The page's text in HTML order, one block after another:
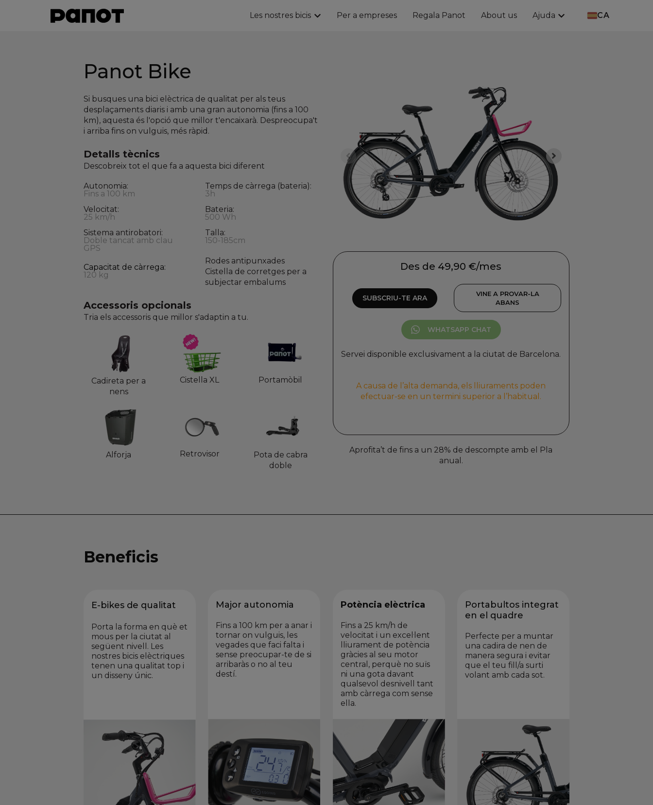
Les nostres bicis
Show submenu for Les nostres bicis
Per a empreses Regala Panot About us Ajuda
Show submenu for
CA
Panot Bike
Si busques una bici elèctrica de qualitat per als teus
desplaçaments diaris i amb una gran autonomia (fins a 100
km), aquesta és l'opció que millor t'encaixarà. Despreocupa't
i arriba fins on vulguis, més ràpid.
Detalls tècnics
Descobreix tot el que fa a aquesta bici diferent
Autonomia:
Fins a 100 km
Velocitat:
25 km/h
Sistema antirobatori:
Doble tancat amb clau
GPS
Capacitat de càrrega:
120 kg
Temps de càrrega (bateria):
3h
Bateria:
500 Wh
Talla:
150-185cm
Rodes antipunxades
Cistella de corretges per a
subjectar embalums
Accessoris opcionals
Tria els accessoris que millor s'adaptin a tu.
Cadireta per a
nens
Cistella XL Portamòbil
Alforja Retrovisor
Pota de cabra
doble
Des de 49,90 €/mes
SUBSCRIU-TE ARA
VINE A PROVAR-LA
ABANS
WHATSAPP CHAT
Servei disponible exclusivament a la ciutat de Barcelona.
A causa de l’alta demanda, els lliuraments poden
efectuar-se en un termini superior a l’habitual.
Aprofita’t de fins a un 28% de descompte amb el Pla
anual.
Beneficis
E-bikes de qualitat
Porta la forma en què et
mous per la ciutat al
següent nivell. Les
nostres bicis elèctriques
tenen una qualitat top i
un disseny únic.
Major autonomia
Fins a 100 km per a anar i
tornar on vulguis, les
vegades que faci falta i
sense preocupar-te de si
arribaràs o no al teu
destí.
Potència elèctrica
Fins a 25 km/h de
velocitat i un excel·lent
lliurament de potència
gràcies al seu motor
central, perquè no suïs
ni una gota davant
qualsevol desnivell tant
amb càrrega com sense
ella.
Portabultos integrat
en el quadre
Perfecte per a muntar
una cadira de nen de
manera segura i evitar
que el teu fill/a surti
volant amb cada sot.